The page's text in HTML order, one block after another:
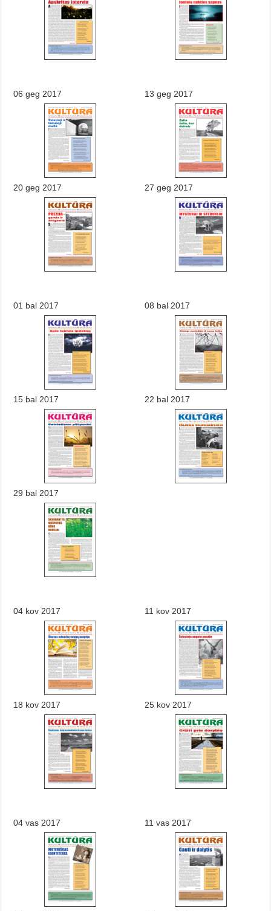
06 geg 2017 13 geg 2017
20 geg 2017 27 geg 2017
01 bal 2017 08 bal 2017
15 bal 2017 22 bal 2017
29 bal 2017
04 kov 2017 11 kov 2017
18 kov 2017 25 kov 2017
04 vas 2017 11 vas 2017